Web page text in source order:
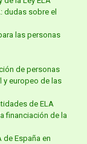
dudas sobre el
las personas
de personas
y europeo de las
de ELA
financiación de la
de España en